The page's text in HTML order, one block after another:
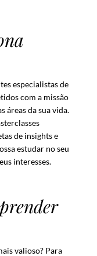
especialistas de
com a missão
áreas da sua vida.
de insights e
estudar no seu
interesses.
valioso? Para